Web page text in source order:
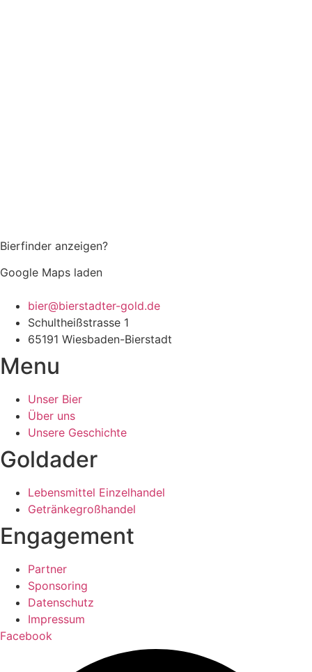
Bierfinder anzeigen?
Google Maps laden
bier@bierstadter-gold.de
Schultheißstrasse 1
65191 Wiesbaden-Bierstadt
Menu
Unser Bier
Über uns
Unsere Geschichte
Goldader
Lebensmittel Einzelhandel
Getränkegroßhandel
Engagement
Partner
Sponsoring
Datenschutz
Impressum
Facebook